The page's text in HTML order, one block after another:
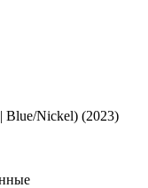
Blue/Nickel) (2023)